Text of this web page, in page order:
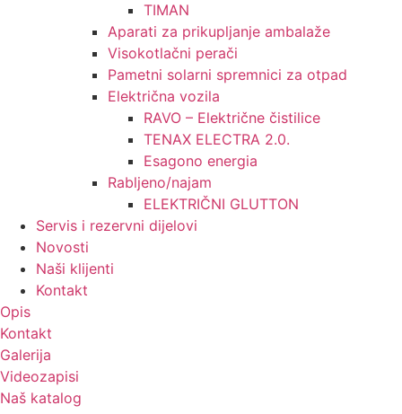
TIMAN
Aparati za prikupljanje ambalaže
Visokotlačni perači
Pametni solarni spremnici za otpad
Električna vozila
RAVO – Električne čistilice
TENAX ELECTRA 2.0.
Esagono energia
Rabljeno/najam
ELEKTRIČNI GLUTTON
Servis i rezervni dijelovi
Novosti
Naši klijenti
Kontakt
Opis
Kontakt
Galerija
Videozapisi
Naš katalog